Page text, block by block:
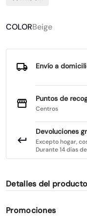
COLORBeige
Envío a
Puntos de
Centros
Devoluciones
Excepto hogar,
Durante 14 días
Detalles del producto
Promociones